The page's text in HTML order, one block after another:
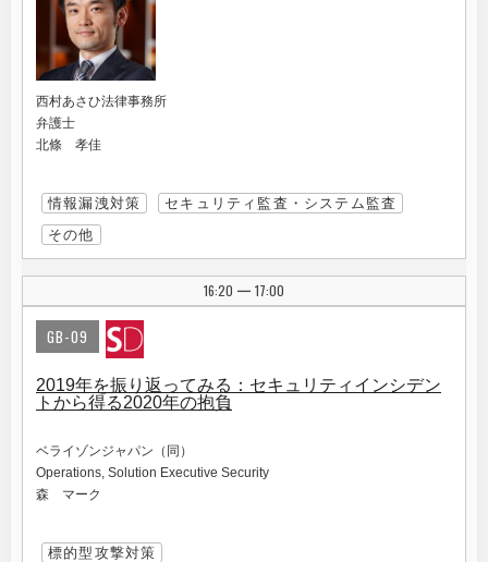
西村あさひ法律事務所
弁護士
北條 孝佳
情報漏洩対策
セキュリティ監査・システム監査
その他
16:20 | 17:00
GB-09
2019年を振り返ってみる：セキュリティインシデン
トから得る2020年の抱負
ベライゾンジャパン（同）
Operations, Solution Executive Security
森 マーク
標的型攻撃対策